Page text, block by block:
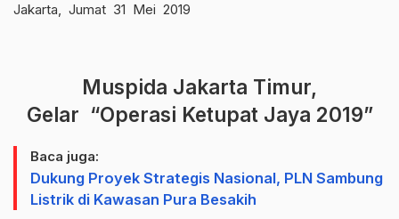
Jakarta, Jumat 31 Mei 2019
Muspida Jakarta Timur,
Gelar “Operasi Ketupat Jaya 2019”
Baca juga:
Dukung Proyek Strategis Nasional, PLN Sambung
Listrik di Kawasan Pura Besakih